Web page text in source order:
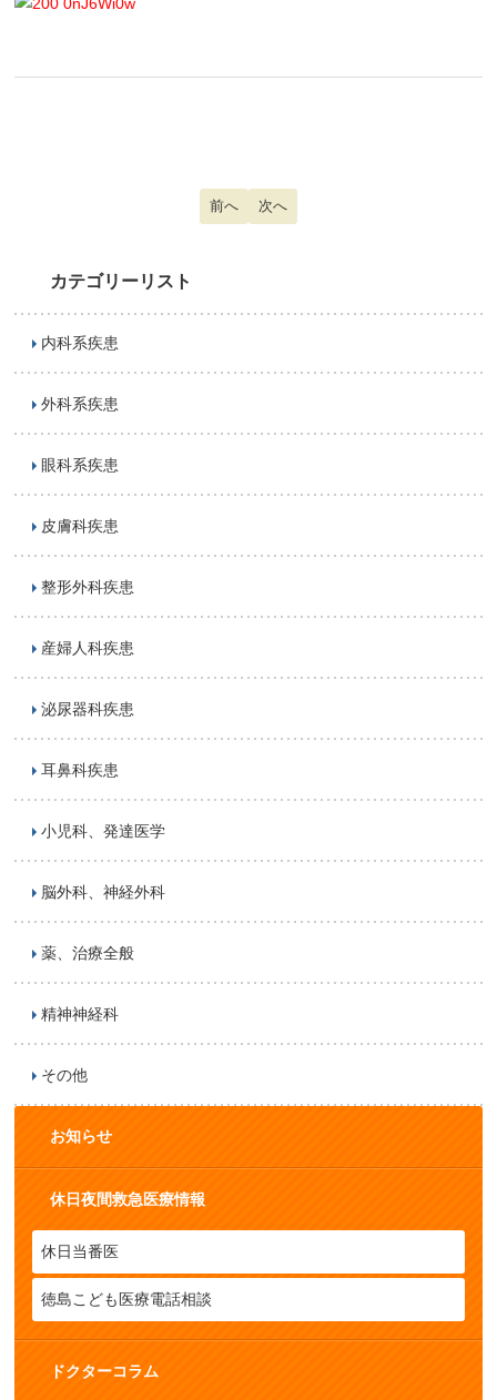
前の記事へ: 女性の脱毛症
前へ 次の記事へ: 記憶障害
次へ
カテゴリーリスト
内科系疾患
外科系疾患
眼科系疾患
皮膚科疾患
整形外科疾患
産婦人科疾患
泌尿器科疾患
耳鼻科疾患
小児科、発達医学
脳外科、神経外科
薬、治療全般
精神神経科
その他
お知らせ
休日夜間救急医療情報
休日当番医
徳島こども医療電話相談
ドクターコラム